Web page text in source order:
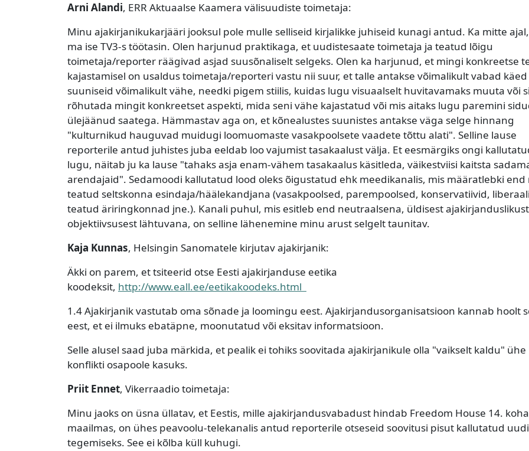
Arni Alandi, ERR Aktuaalse Kaamera välisuudiste toimetaja:
Minu ajakirjanikukarjääri jooksul pole mulle selliseid kirjalikke juhiseid kunagi antud. Ka mitte
ma ise TV3-s töötasin. Olen harjunud praktikaga, et uudistesaate toimetaja ja teatud lõigu
toimetaja/reporter räägivad asjad suusõnaliselt selgeks. Olen ka harjunud, et mingi konkreetse
kajastamisel on usaldus toimetaja/reporteri vastu nii suur, et talle antakse võimalikult vabad
suuniseid võimalikult vähe, needki pigem stiilis, kuidas lugu visuaalselt huvitavamaks muuta või
rõhutada mingit konkreetset aspekti, mida seni vähe kajastatud või mis aitaks lugu paremini
ülejäänud saatega. Hämmastav aga on, et kõnealustes suunistes antakse väga selge hinnang
"kulturnikud hauguvad muidugi loomuomaste vasakpoolsete vaadete tõttu alati". Selline lause
reporterile antud juhistes juba eeldab loo vajumist tasakaalust välja. Et eesmärgiks ongi
lugu, näitab ju ka lause "tahaks asja enam-vähem tasakaalus käsitleda, väikestviisi kaitsta
arendajaid". Sedamoodi kallutatud lood oleks õigustatud ehk meedikanalis, mis määratlebki end
teatud seltskonna esindaja/häälekandjana (vasakpoolsed, parempoolsed, konservatiivid,
teatud äriringkonnad jne.). Kanali puhul, mis esitleb end neutraalsena, üldisest ajakirjanduslikust
objektiivsusest lähtuvana, on selline lähenemine minu arust selgelt taunitav.
Kaja Kunnas, Helsingin Sanomatele kirjutav ajakirjanik:
Äkki on parem, et tsiteerid otse Eesti ajakirjanduse eetika
koodeksit, http://www.eall.ee/eetikakoodeks.html
1.4 Ajakirjanik vastutab oma sõnade ja loomingu eest. Ajakirjandusorganisatsioon kannab hoolt
eest, et ei ilmuks ebatäpne, moonutatud või eksitav informatsioon.
Selle alusel saad juba märkida, et pealik ei tohiks soovitada ajakirjanikule olla "vaikselt kaldu" ühe
konflikti osapoole kasuks.
Priit Ennet, Vikerraadio toimetaja:
Minu jaoks on üsna üllatav, et Eestis, mille ajakirjandusvabadust hindab Freedom House 14.
maailmas, on ühes peavoolu-telekanalis antud reporterile otseseid soovitusi pisut kallutatud
tegemiseks. See ei kõlba küll kuhugi.